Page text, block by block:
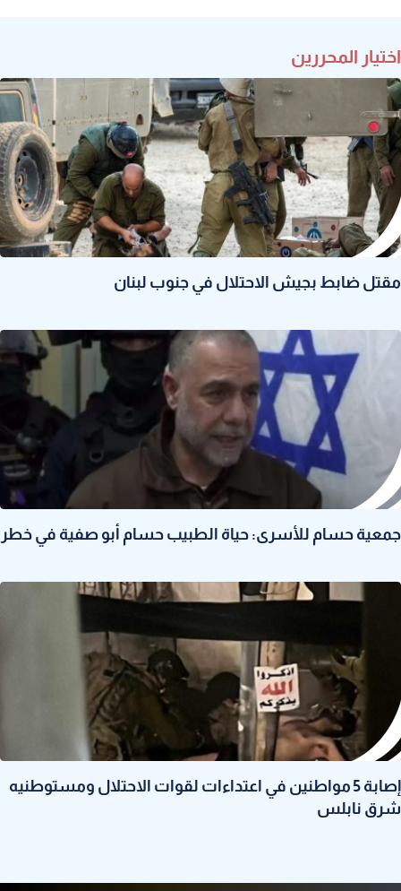
اختيار المحررين
مقتل ضابط بجيش الاحتلال في جنوب لبنان
جمعية حسام للأسرى: حياة الطبيب حسام أبو صفية في خطر
إصابة 5 مواطنين في اعتداءات لقوات الاحتلال ومستوطنيه
شرق نابلس